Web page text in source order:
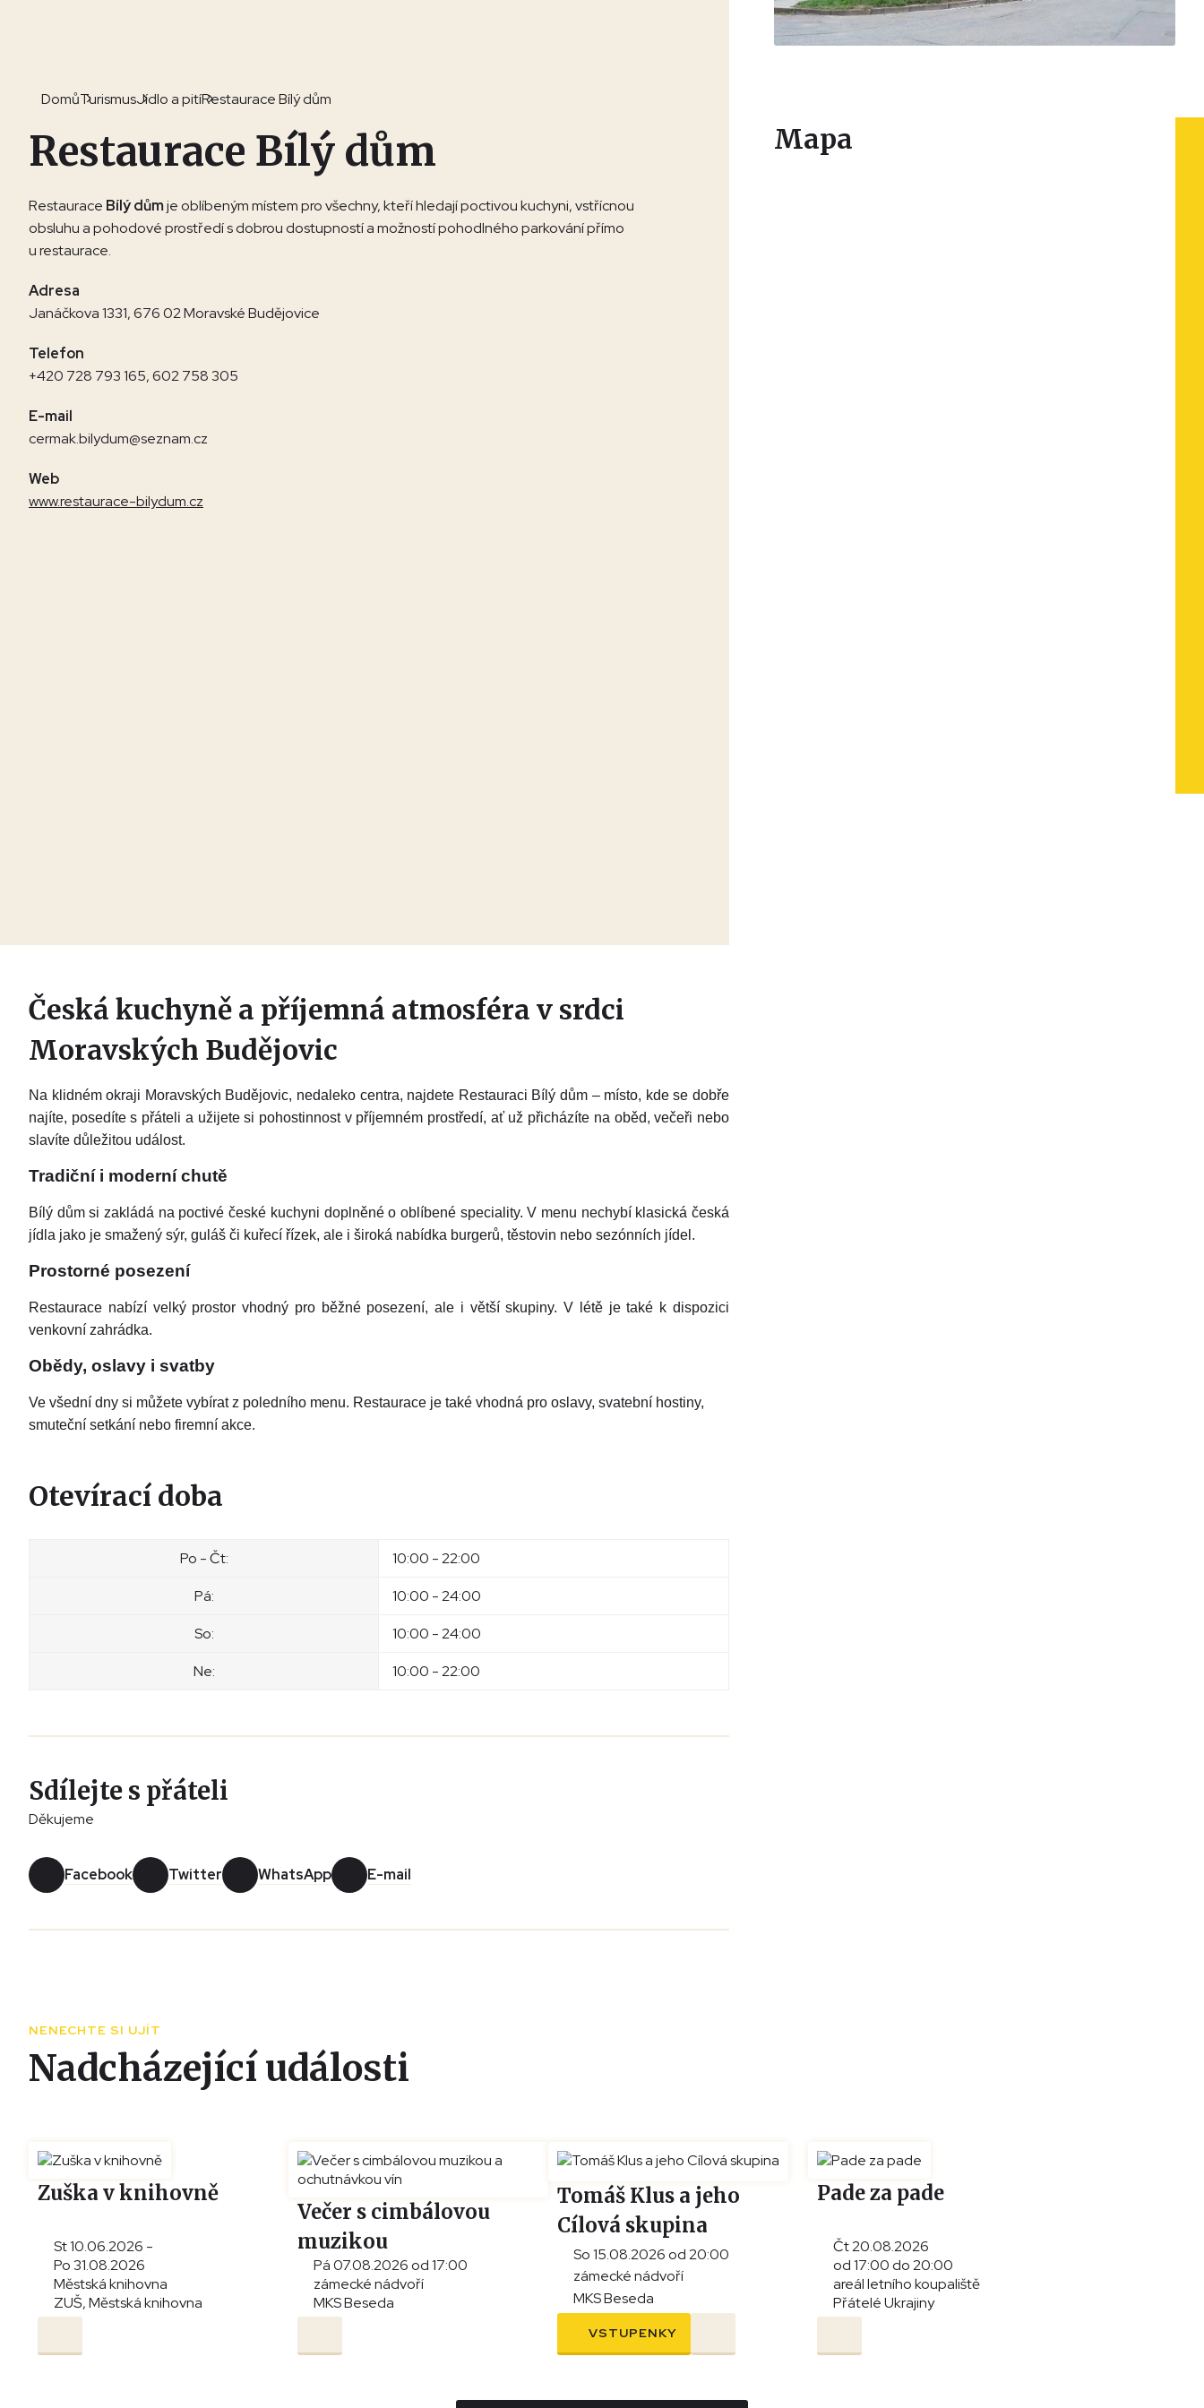
DomůTurismusJídlo a pitíRestaurace Bílý dům
Restaurace Bílý dům
Restaurace Bílý důmje oblíbeným místem pro všechny, kteří hledají poctivou kuchyni, vstřícnou
obsluhu a pohodové prostředí s dobrou dostupností a možností pohodlného parkování přímo
u restaurace.
Adresa
Janáčkova 1331, 676 02 Moravské Budějovice
Telefon
+420 728 793 165,602 758 305
E-mail
cermak.bilydum@seznam.cz
Web
www.restaurace-bilydum.cz
Česká kuchyně a příjemná atmosféra v srdci
Moravských Budějovic
Na klidném okraji Moravských Budějovic, nedaleko centra, najdete Restauraci Bílý dům – místo, kde se dobře
najíte, posedíte s přáteli a užijete si pohostinnost v příjemném prostředí, ať už přicházíte na oběd, večeři nebo
slavíte důležitou událost.
Tradiční i moderní chutě
Bílý dům si zakládá na poctivé české kuchyni doplněné o oblíbené speciality. V menu nechybí klasická česká
jídla jako je smažený sýr, guláš či kuřecí řízek, ale i široká nabídka burgerů, těstovin nebo sezónních jídel.
Prostorné posezení
Restaurace nabízí velký prostor vhodný pro běžné posezení, ale i větší skupiny. V létě je také k dispozici
venkovní zahrádka.
Obědy, oslavy i svatby
Ve všední dny si můžete vybírat z poledního menu. Restaurace je také vhodná pro oslavy, svatební hostiny,
smuteční setkání nebo firemní akce.
Otevírací doba
Po - Čt:
10:00 - 22:00
Pá:
10:00 - 24:00
So:
10:00 - 24:00
Ne:
10:00 - 22:00
Sdílejte s přáteli
Děkujeme
Facebook Twitter WhatsApp E-mail
Mapa
NENECHTE SI UJÍT
Nadcházející události
Zuška v knihovně
St 10.06.2026 -
Po 31.08.2026
Městská knihovna
ZUŠ, Městská knihovna
Večer s cimbálovou
muzikou
a ochutnávkou vín
Pá 07.08.2026 od 17:00
zámecké nádvoří
MKS Beseda
Tomáš Klus a jeho
Cílová skupina
So 15.08.2026 od 20:00
zámecké nádvoří
MKS Beseda
VSTUPENKY
Pade za pade
Čt 20.08.2026
od 17:00 do 20:00
areál letního koupaliště
Přátelé Ukrajiny